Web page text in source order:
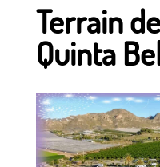
Terrain
Quinta